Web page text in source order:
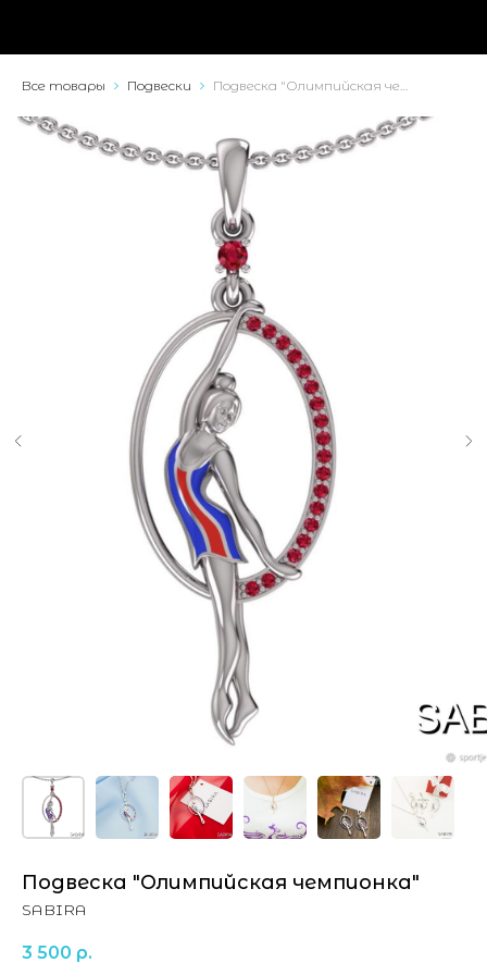
Все товары Подвески Подвеска "Олимпийская чемпионка"
Подвеска "Олимпийская чемпионка"
SABIRA
3 500 р.